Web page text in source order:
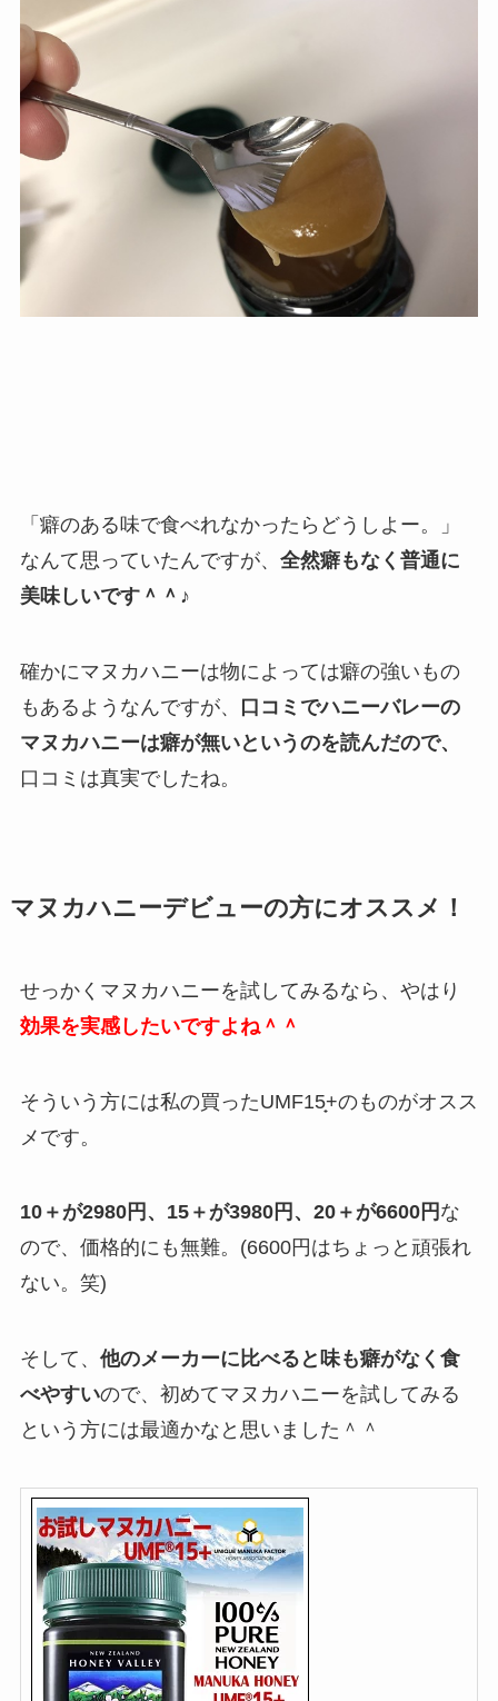
「癖のある味で食べれなかったらどうしよー。」
なんて思っていたんですが、 全然癖もなく普通に
美味しいです＾＾♪
確かにマヌカハニーは物によっては癖の強いもの
もあるようなんですが、
口コミでハニーバレーの
マヌカハニーは癖が無いというのを読んだので、
口コミは真実でしたね。
マヌカハニーデビューの方にオススメ！
せっかくマヌカハニーを試してみるなら、やはり
効果を実感したいですよね＾＾
そういう方には私の買ったUMF15̟+のものがオスス
メです。
10＋が2980円、15＋が3980円、20＋が6600円 な
ので、価格的にも無難。(6600円はちょっと頑張れ
ない。笑)
そして、 他のメーカーに比べると味も癖がなく食
べやすいので、初めてマヌカハニーを試してみる
という方には最適かなと思いました＾＾